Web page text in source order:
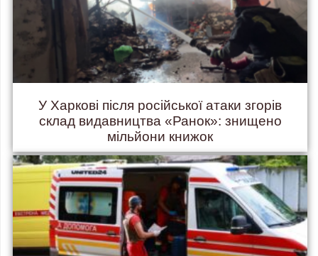
У Харкові після російської атаки згорів
склад видавництва «Ранок»: знищено
мільйони книжок